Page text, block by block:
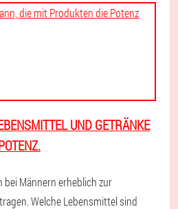
UND GETRÄNKE
bei Männern erheblich zur
Welche Lebensmittel sind